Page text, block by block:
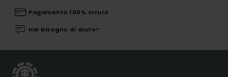
Pagamento 100% sicuro
Hai bisogno di aiuto?